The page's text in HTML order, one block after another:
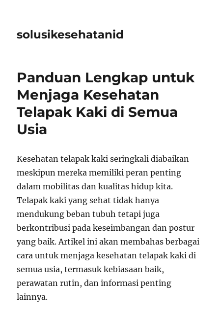
solusikesehatanid
Panduan Lengkap untuk
Menjaga Kesehatan
Telapak Kaki di Semua
Usia
Kesehatan telapak kaki seringkali diabaikan
meskipun mereka memiliki peran penting
dalam mobilitas dan kualitas hidup kita.
Telapak kaki yang sehat tidak hanya
mendukung beban tubuh tetapi juga
berkontribusi pada keseimbangan dan postur
yang baik. Artikel ini akan membahas berbagai
cara untuk menjaga kesehatan telapak kaki di
semua usia, termasuk kebiasaan baik,
perawatan rutin, dan informasi penting
lainnya.